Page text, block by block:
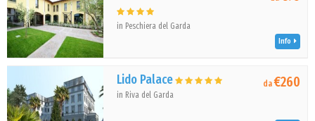
in Peschiera del Garda
Info
Lido Palace
in Riva del Garda
da€260